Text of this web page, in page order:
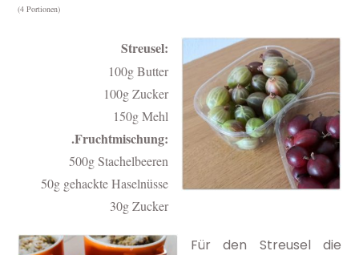
(4 Portionen)
Streusel:
100g Butter
100g Zucker
150g Mehl
.Fruchtmischung:
500g Stachelbeeren
50g gehackte Haselnüsse
30g Zucker
Für den Streusel die